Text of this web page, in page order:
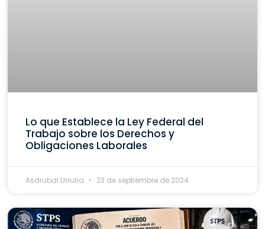
Lo que Establece la Ley Federal del
Trabajo sobre los Derechos y
Obligaciones Laborales
Asdrubal Urrutia 23 de septiembre de 2024